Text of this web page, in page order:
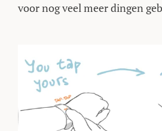
voor nog veel meer dingen